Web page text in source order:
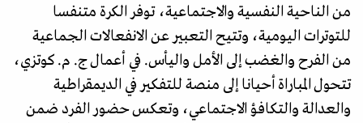
من الناحية النفسية والاجتماعية، توفر الكرة متنفسا
للتوترات اليومية، وتتيح التعبير عن الانفعالات الجماعية
من الفرح والغضب إلى الأمل واليأس. في أعمال ج. م. كوتزي،
تتحول المباراة أحيانا إلى منصة للتفكير في الديمقراطية
والعدالة والتكافؤ الاجتماعي، وتعكس حضور الفرد ضمن